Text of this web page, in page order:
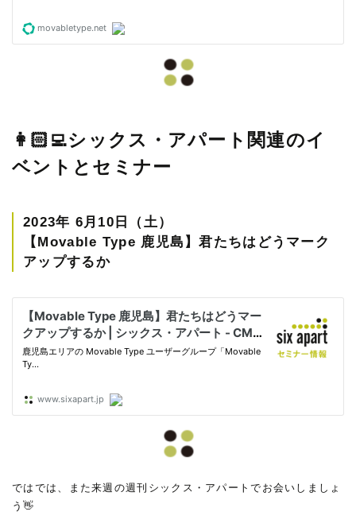
👩🏻‍💻シックス・アパート関連のイ
ベントとセミナー
2023年 6月10日（土）
【Movable Type 鹿児島】君たちはどうマーク
アップするか
ではでは、また来週の週刊シックス・アパートでお会いしましょ
う👋